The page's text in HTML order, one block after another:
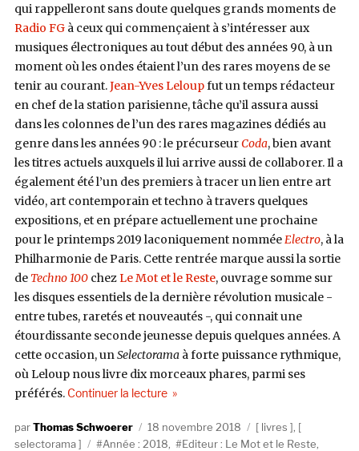
qui rappelleront sans doute quelques grands moments de
Radio FGà ceux qui commençaient à s’intéresser aux
musiques électroniques au tout début des années 90, à un
moment où les ondes étaient l’un des rares moyens de se
tenir au courant.Jean-Yves Leloupfut un temps rédacteur
en chef de la station parisienne, tâche qu’il assura aussi
dans les colonnes de l’un des rares magazines dédiés au
genre dans les années 90 : le précurseurCoda, bien avant
les titres actuels auxquels il lui arrive aussi de collaborer. Il a
également été l’un des premiers à tracer un lien entre art
vidéo, art contemporain et techno à travers quelques
expositions, et en prépare actuellement une prochaine
pour le printemps 2019 laconiquement nomméeElectro, à la
Philharmonie de Paris. Cette rentrée marque aussi la sortie
de Techno 100chezLe Mot et le Reste, ouvrage somme sur
les disques essentiels de la dernière révolution musicale -
entre tubes, raretés et nouveautés -, qui connait une
étourdissante seconde jeunesse depuis quelques années. A
cette occasion, unSelectoramaà forte puissance rythmique,
où Leloup nous livre dix morceaux phares, parmi ses
préférés. Continuer la lecturede « Selectorama : Jean-Yves Leloup »
AuteurThomas Schwoerer
Publié
le
18 novembre 2018 Catégories
livres
selectorama
Étiquettes
Année : 2018 Editeur : Le Mot et le Reste